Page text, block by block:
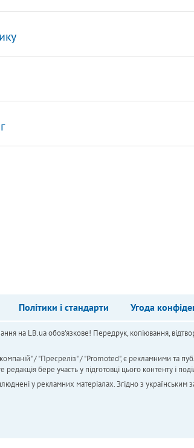
Політики і стандарти Угода
на LB.ua обов'язкове! Передрук, копіювання,
/ "Пресреліз" / "Promoted", є рекламними та
бере участь у підготовці цього контенту і
у рекламних матеріалах. Згідно з